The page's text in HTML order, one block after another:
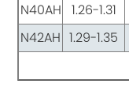
N40AH
1.26-1.31
N42AH 1.29-1.35